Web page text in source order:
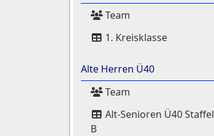
Team
1. Kreisklasse
Alte Herren Ü40
Team
Alt-Senioren Ü40 Staffel
B